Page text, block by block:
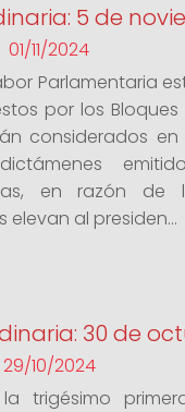
5 de
01/11/2024
Parlamentaria
por los Bloques
considerados
en razón
elevan al presiden...
30 de
29/10/2024
trigésimo